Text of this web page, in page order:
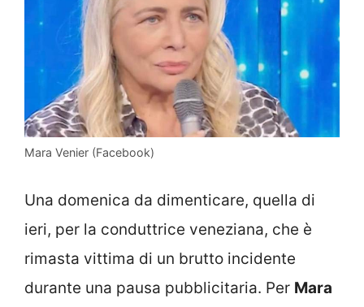
Mara Venier (Facebook)
Una domenica da dimenticare, quella di
ieri, per la conduttrice veneziana, che è
rimasta vittima di un brutto incidente
durante una pausa pubblicitaria. Per Mara